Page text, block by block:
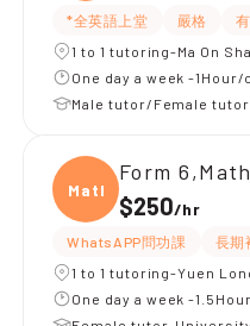
*全英語上堂 嚴格
1 to 1 tutoring-Ma On
One day a week -1Hour/
Male tutor/Female
Maths
Form
$250/hr
WhatsAPP問功課 長期
1 to 1 tutoring-Yuen
One day a week -